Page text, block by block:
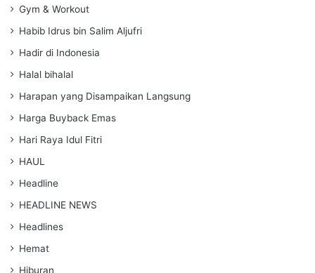
Gym & Workout
Habib Idrus bin Salim Aljufri
Hadir di Indonesia
Halal bihalal
Harapan yang Disampaikan Langsung
Harga Buyback Emas
Hari Raya Idul Fitri
HAUL
Headline
HEADLINE NEWS
Headlines
Hemat
Hiburan